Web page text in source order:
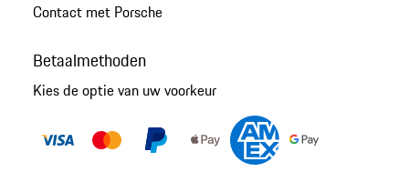
Contact met Porsche
Betaalmethoden
Kies de optie van uw voorkeur